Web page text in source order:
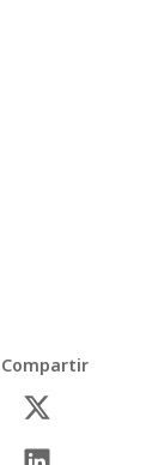
Compartir